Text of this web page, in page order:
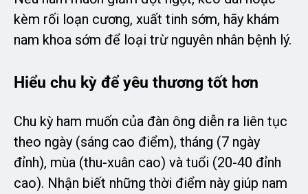
kèm rối loạn cương, xuất tinh sớm, hãy khám
nam khoa sớm để loại trừ nguyên nhân bệnh lý.
Hiểu chu kỳ để yêu thương tốt hơn
Chu kỳ ham muốn của đàn ông diễn ra liên tục
theo ngày (sáng cao điểm), tháng (7 ngày
đỉnh), mùa (thu-xuân cao) và tuổi (20-40 đỉnh
cao). Nhận biết những thời điểm này giúp nam